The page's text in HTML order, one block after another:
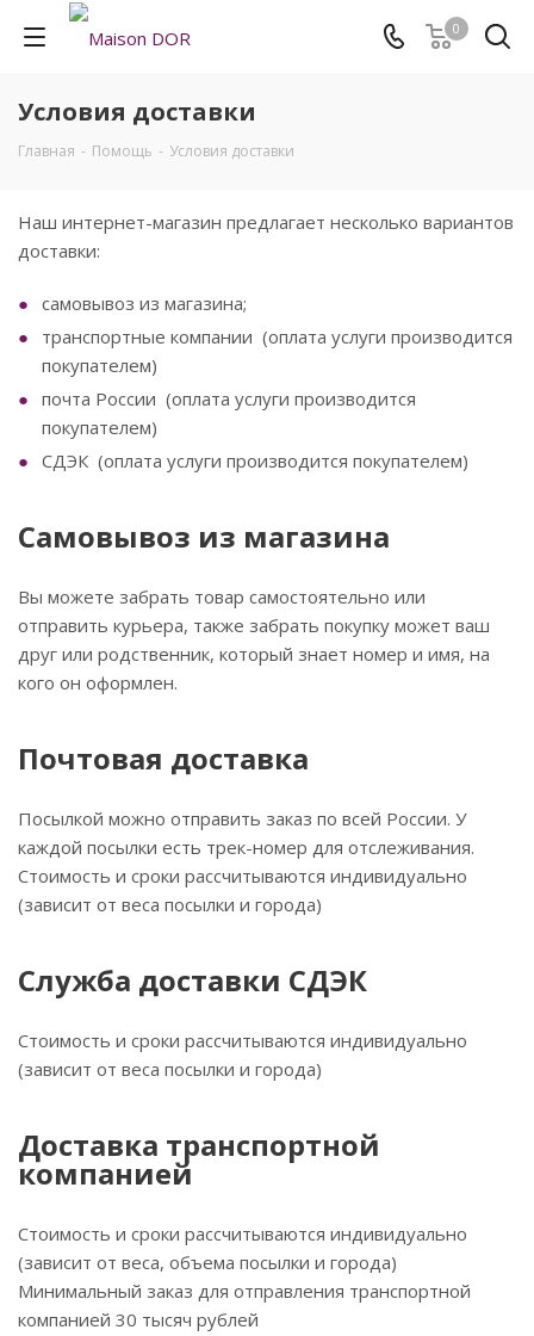
0
Условия доставки
Главная - Помощь - Условия доставки
Наш интернет-магазин предлагает несколько вариантов
доставки:
самовывоз из магазина;
транспортные компании (оплата услуги производится
покупателем)
почта России (оплата услуги производится
покупателем)
СДЭК (оплата услуги производится покупателем)
Самовывоз из магазина
Вы можете забрать товар самостоятельно или
отправить курьера, также забрать покупку может ваш
друг или родственник, который знает номер и имя, на
кого он оформлен.
Почтовая доставка
Посылкой можно отправить заказ по всей России. У
каждой посылки есть трек-номер для отслеживания.
Стоимость и сроки рассчитываются индивидуально
(зависит от веса посылки и города)
Служба доставки СДЭК
Стоимость и сроки рассчитываются индивидуально
(зависит от веса посылки и города)
Доставка транспортной
компанией
Стоимость и сроки рассчитываются индивидуально
(зависит от веса, объема посылки и города)
Минимальный заказ для отправления транспортной
компанией 30 тысяч рублей